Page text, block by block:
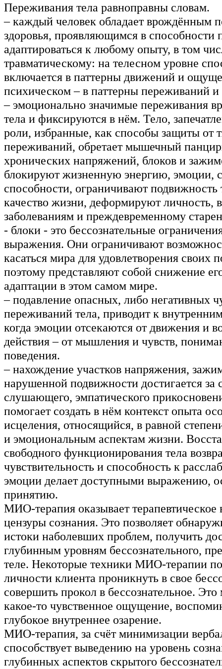
Переживания тела равноправны словам.
– каждый человек обладает врождённым
здоровья, проявляющимся в способности
адаптироваться к любому опыту, в том
травматическому: на телесном уровне
включается в паттерны движений и
психическом – в паттерны переживаний и
– эмоционально значимые переживания
тела и фиксируются в нём. Тело,
роли, избранные, как способы защиты от
переживаний, обретает мышечный
хронических напряжений, блоков и
блокируют жизненную энергию, эмоции,
способности, ограничивают
качество жизни, деформируют личность,
заболеваниям и преждевременному
- блоки - это бессознательные
выражения. Они ограничивают
касаться мира для удовлетворения своих
поэтому представляют собой снижение
адаптации в этом самом мире.
– подавление опасных, либо негативных
переживаний тела, приводит к
когда эмоции отсекаются от движения и
действия – от мышления и чувств,
поведения.
– нахождение участков напряжения,
нарушенной подвижности достигается за
слушающего, эмпатического
помогает создать в нём контекст опыта
исцеления, относящийся, в равной
и эмоциональным аспектам жизни.
свободного функционирования тела
чувствительность и способность к
эмоции делает доступными выражению,
принятию.
МИО-терапия оказывает терапевтическое
цензуры сознания. Это позволяет
истоки наболевших проблем, получить
глубинным уровням бессознательного,
теле. Некоторые техники МИО-терапии
личности клиента проникнуть в свое
совершить прокол в бессознательное.
какое-то чувственное ощущение,
глубокое внутреннее озарение.
МИО-терапия, за счёт минимизации
способствует выведению на уровень
глубинных аспектов скрытого